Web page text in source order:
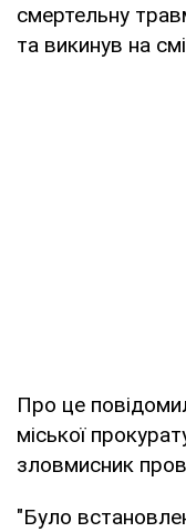
смертельну
та викинув на
Про це
міської
зловмисник
"Було